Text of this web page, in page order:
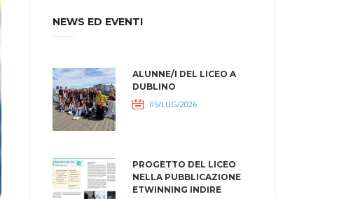
NEWS ED EVENTI
ALUNNE/I DEL LICEO A
DUBLINO
05/LUG/2026
PROGETTO DEL LICEO
NELLA PUBBLICAZIONE
ETWINNING INDIRE